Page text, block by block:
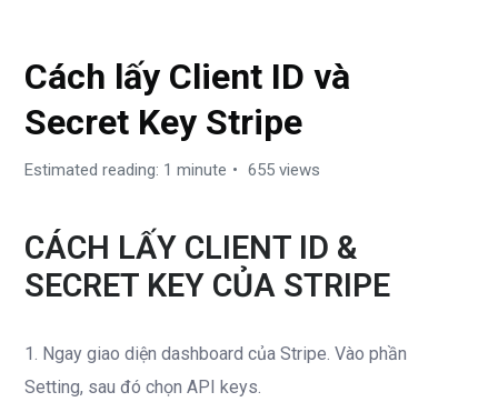
Cách lấy Client ID và
Secret Key Stripe
Estimated reading: 1 minute 655 views
CÁCH LẤY CLIENT ID &
SECRET KEY CỦA STRIPE
1. Ngay giao diện dashboard của Stripe. Vào phần
Setting, sau đó chọn API keys.